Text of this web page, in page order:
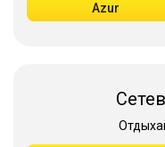
Azur